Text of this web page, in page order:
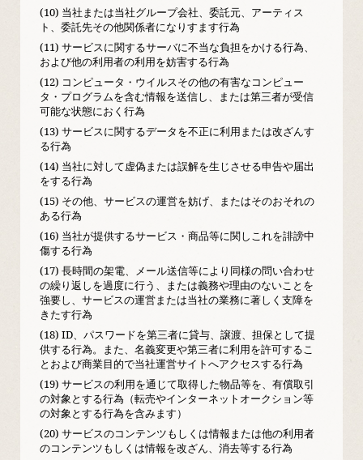
(10) 当社または当社グループ会社、委託元、アーティス
ト、委託先その他関係者になりすます行為
(11) サービスに関するサーバに不当な負担をかける行為、
および他の利用者の利用を妨害する行為
(12) コンピュータ・ウイルスその他の有害なコンピュー
タ・プログラムを含む情報を送信し、または第三者が受信
可能な状態におく行為
(13) サービスに関するデータを不正に利用または改ざんす
る行為
(14) 当社に対して虚偽または誤解を生じさせる申告や届出
をする行為
(15) その他、サービスの運営を妨げ、またはそのおそれの
ある行為
(16) 当社が提供するサービス・商品等に関しこれを誹謗中
傷する行為
(17) 長時間の架電、メール送信等により同様の問い合わせ
の繰り返しを過度に行う、または義務や理由のないことを
強要し、サービスの運営または当社の業務に著しく支障を
きたす行為
(18) ID、パスワードを第三者に貸与、譲渡、担保として提
供する行為。また、名義変更や第三者に利用を許可するこ
とおよび商業目的で当社運営サイトへアクセスする行為
(19) サービスの利用を通じて取得した物品等を、有償取引
の対象とする行為（転売やインターネットオークション等
の対象とする行為を含みます）
(20) サービスのコンテンツもしくは情報または他の利用者
のコンテンツもしくは情報を改ざん、消去等する行為